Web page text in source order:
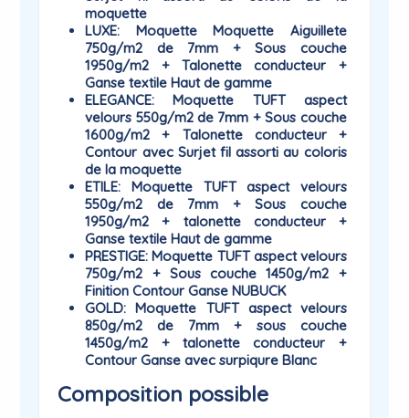
moquette
LUXE: Moquette Moquette Aiguillete
750g/m2 de 7mm + Sous couche
1950g/m2 + Talonette conducteur +
Ganse textile Haut de gamme
ELEGANCE: Moquette TUFT aspect
velours 550g/m2 de 7mm + Sous couche
1600g/m2 + Talonette conducteur +
Contour avec Surjet fil assorti au coloris
de la moquette
ETILE: Moquette TUFT aspect velours
550g/m2 de 7mm + Sous couche
1950g/m2 + talonette conducteur +
Ganse textile Haut de gamme
PRESTIGE: Moquette TUFT aspect velours
750g/m2 + Sous couche 1450g/m2 +
Finition Contour Ganse NUBUCK
GOLD: Moquette TUFT aspect velours
850g/m2 de 7mm + sous couche
1450g/m2 + talonette conducteur +
Contour Ganse avec surpiqure Blanc
Composition possible